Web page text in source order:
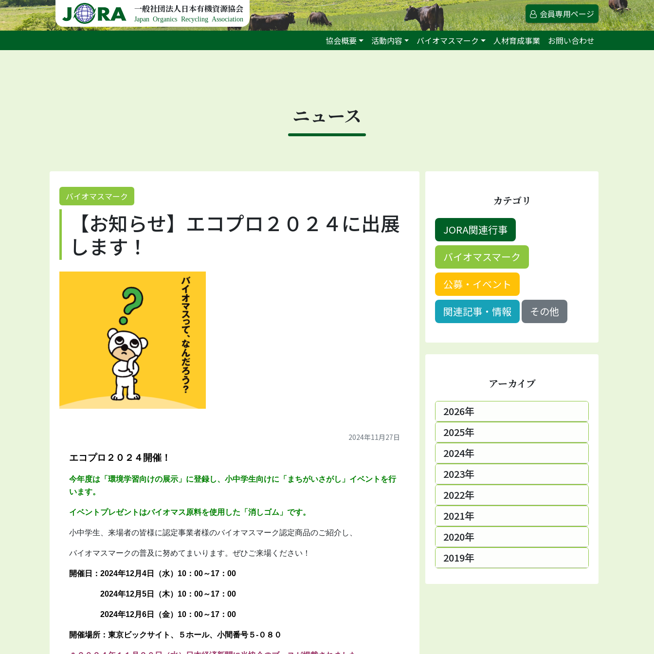
Skip to content 一般社団法人日本有機資源協会
Japan Organics Recycling Association 会員専用ページ
協会概要 活動内容 バイオマスマーク 人材育成事業 お問い合わせ
ニュース
バイオマスマーク
【お知らせ】エコプロ２０２４に出展
します！
2024年11月27日
エコプロ２０２４開催！
今年度は「環境学習向けの展示」に登録し、小中学生向けに「まちがいさがし」イベントを行
います。
イベントプレゼントはバイオマス原料を使用した「消しゴム」です。
小中学生、 来場者の皆様に認定事業者様のバイオマスマーク認定商品のご紹介し、
バイオマスマークの普及に努めてまいります。ぜひご来場ください！
開催日：2024年12月4日（水）10：00～17：00
2024年12月5日（木）10：00～17：00
2024年12月6日（金）10：00～17：00
開催場所：東京ビックサイト、５ホール、小間番号５-０８０
カテゴリ
JORA関連行事
バイオマスマーク
公募・イベント
関連記事・情報
その他
アーカイブ
2026年
2025年
2024年
2023年
2022年
2021年
2020年
2019年